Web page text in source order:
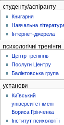
студенту/аспіранту
Книгарня
Навчальна
Інтернет-джерела
психологічні тренінги
Центр тренінгів
Послуги Центру
Балінтовська група
установи
Київський
університет імені
Бориса Грінченка
Інститут психології і